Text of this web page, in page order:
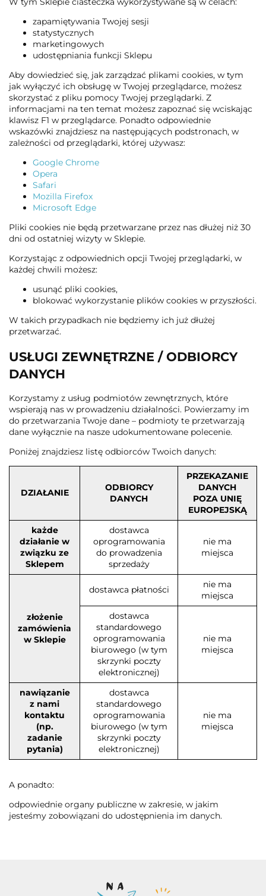
zapamiętywania Twojej sesji
statystycznych
marketingowych
udostępniania funkcji Sklepu
Aby dowiedzieć się, jak zarządzać plikami cookies, w tym
jak wyłączyć ich obsługę w Twojej przeglądarce, możesz
skorzystać z pliku pomocy Twojej przeglądarki. Z
informacjami na ten temat możesz zapoznać się wciskając
klawisz F1 w przeglądarce. Ponadto odpowiednie
wskazówki znajdziesz na następujących podstronach, w
zależności od przeglądarki, której używasz:
Google Chrome
Opera
Safari
Mozilla Firefox
Microsoft Edge
Pliki cookies nie będą przetwarzane przez nas dłużej niż 30
dni od ostatniej wizyty w Sklepie.
Korzystając z odpowiednich opcji Twojej przeglądarki, w
każdej chwili możesz:
usunąć pliki cookies,
blokować wykorzystanie plików cookies w przyszłości.
W takich przypadkach nie będziemy ich już dłużej
przetwarzać.
USŁUGI ZEWNĘTRZNE / ODBIORCY
DANYCH
Korzystamy z usług podmiotów zewnętrznych, które
wspierają nas w prowadzeniu działalności. Powierzamy im
do przetwarzania Twoje dane – podmioty te przetwarzają
dane wyłącznie na nasze udokumentowane polecenie.
Poniżej znajdziesz listę odbiorców Twoich danych:
DZIAŁANIE
ODBIORCY
DANYCH
PRZEKAZANIE
DANYCH
POZA UNIĘ
EUROPEJSKĄ
każde
działanie w
związku ze
Sklepem
dostawca
oprogramowania
do prowadzenia
sprzedaży
nie ma
miejsca
złożenie
zamówienia
w Sklepie
dostawca płatności
nie ma
miejsca
dostawca
standardowego
oprogramowania
biurowego (w tym
skrzynki poczty
elektronicznej)
nie ma
miejsca
nawiązanie
z nami
kontaktu
(np.
zadanie
pytania)
dostawca
standardowego
oprogramowania
biurowego (w tym
skrzynki poczty
elektronicznej)
nie ma
miejsca
A ponadto:
odpowiednie organy publiczne w zakresie, w jakim
jesteśmy zobowiązani do udostępnienia im danych.